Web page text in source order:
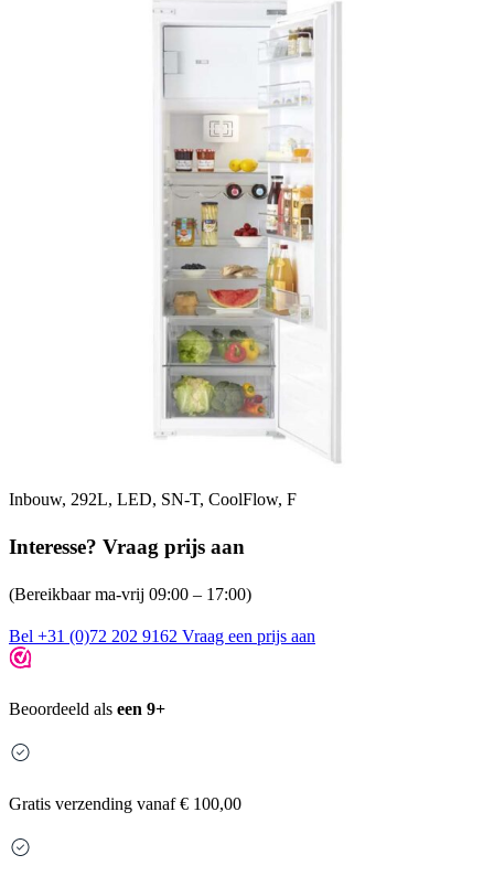
Inbouw, 292L, LED, SN-T, CoolFlow, F
Interesse? Vraag prijs aan
(Bereikbaar ma-vrij 09:00 – 17:00)
Bel +31 (0)72 202 9162 Vraag een prijs aan
Beoordeeld als een 9+
Gratis verzending vanaf € 100,00